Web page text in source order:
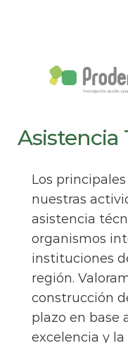
Asistencia
Los
nuestras
asistencia
organismos
instituciones
región.
construcción
plazo en base
excelencia y la